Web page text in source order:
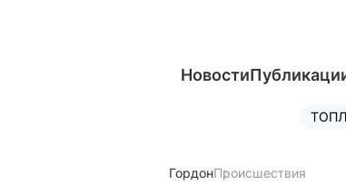
Новости
ГордонПроисшествия